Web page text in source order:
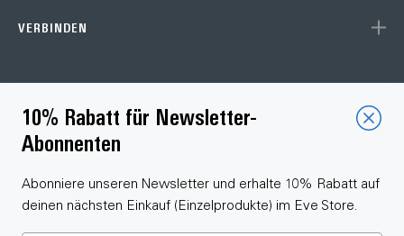
VERBINDEN
Choose your language
10% Rabatt für Newsletter-
Abonnenten
Abonniere unseren Newsletter und erhalte 10% Rabatt auf
deinen nächsten Einkauf (Einzelprodukte) im Eve Store.